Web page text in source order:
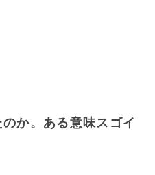
か。ある意味スゴイ